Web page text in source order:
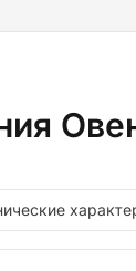
и